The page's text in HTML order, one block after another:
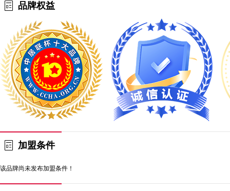
品牌权益
加盟条件
该品牌尚未发布加盟条件！